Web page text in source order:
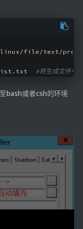
linux/file/text/
#将生成文件
bash或者csh的环境